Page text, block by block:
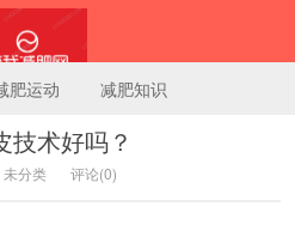
减肥网
肥运动 减肥知识
技术好吗？
分类 评论(0)